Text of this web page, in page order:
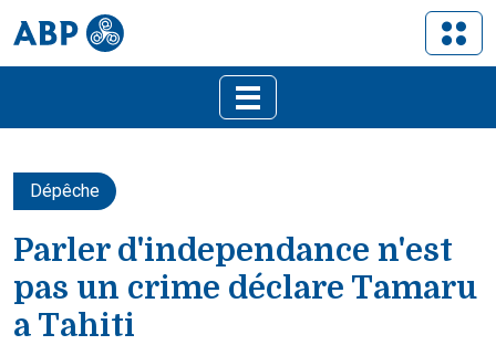
Dépêche
Parler d'independance n'est
pas un crime déclare Tamaru
a Tahiti